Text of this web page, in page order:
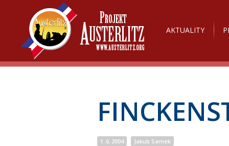
AKTUALITY
1. 6. 2004 Jakub Samek